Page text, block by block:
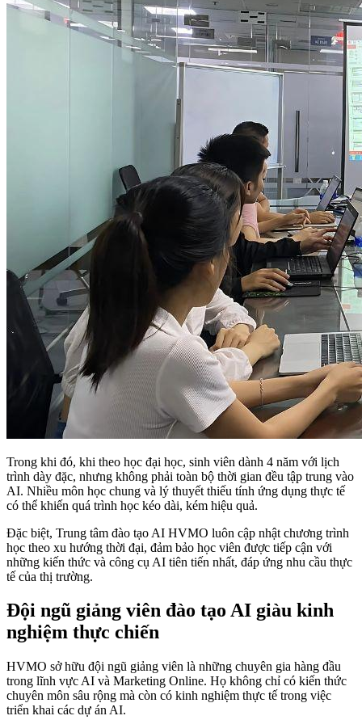
Trong khi đó, khi theo học đại học, sinh viên dành 4 năm với lịch
trình dày đặc, nhưng không phải toàn bộ thời gian đều tập trung vào
AI. Nhiều môn học chung và lý thuyết thiếu tính ứng dụng thực tế
có thể khiến quá trình học kéo dài, kém hiệu quả.
Đặc biệt, Trung tâm đào tạo AI HVMO luôn cập nhật chương trình
học theo xu hướng thời đại, đảm bảo học viên được tiếp cận với
những kiến thức và công cụ AI tiên tiến nhất, đáp ứng nhu cầu thực
tế của thị trường.
Đội ngũ giảng viên đào tạo AI giàu kinh
nghiệm thực chiến
HVMO sở hữu đội ngũ giảng viên là những chuyên gia hàng đầu
trong lĩnh vực AI và Marketing Online. Họ không chỉ có kiến thức
chuyên môn sâu rộng mà còn có kinh nghiệm thực tế trong việc
triển khai các dự án AI.